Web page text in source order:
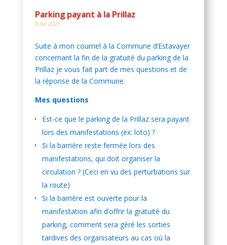
Parking payant à la Prillaz
9 Avr 2025
Suite à mon courriel à la Commune d’Estavayer
concernant la fin de la gratuité du parking de la
Prillaz je vous fait part de mes questions et de
la réponse de la Commune.
Mes questions
Est-ce que le parking de la Prillaz sera payant
lors des manifestations (ex: loto) ?
Si la barrière reste fermée lors des
manifestations, qui doit organiser la
circulation ? (Ceci en vu des perturbations sur
la route)
Si la barrière est ouverte pour la
manifestation afin d’offrir la gratuité du
parking, comment sera géré les sorties
tardives des organisateurs au cas où la